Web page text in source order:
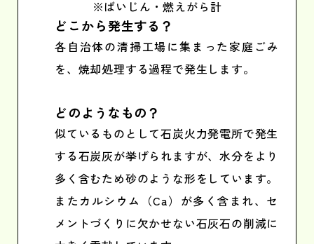
※ばいじん・燃えがら計
どこから発生する？
各自治体の清掃工場に集まった家庭ごみ
を、焼却処理する過程で発生します。
どのようなもの？
似ているものとして石炭火力発電所で発生
する石炭灰が挙げられますが、水分をより
多く含むため砂のような形をしています。
またカルシウム（Ca）が多く含まれ、セ
メントづくりに欠かせない石灰石の削減に